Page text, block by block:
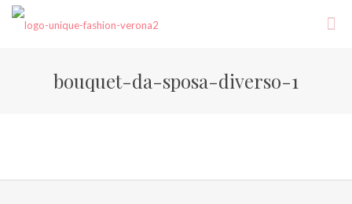
bouquet-da-sposa-diverso-1